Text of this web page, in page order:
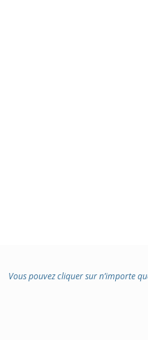
Vous pouvez cliquer sur n’importe